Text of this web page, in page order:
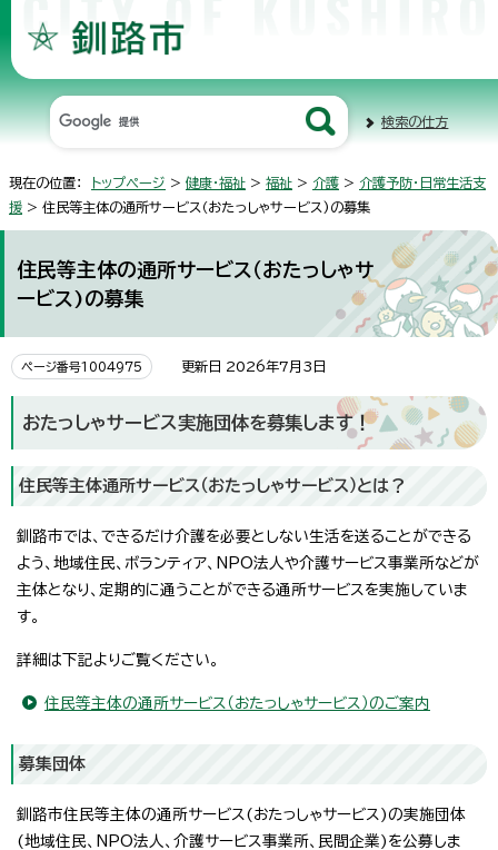
検索の仕方
現在の位置： トップページ > 健康・福祉 > 福祉 > 介護 > 介護予防・日常生活支
援 > 住民等主体の通所サービス（おたっしゃサービス)の募集
住民等主体の通所サービス（おたっしゃサ
ービス)の募集
ページ番号1004975 更新日 2026年7月3日
おたっしゃサービス実施団体を募集します！
住民等主体通所サービス（おたっしゃサービス）とは？
釧路市では、できるだけ介護を必要としない生活を送ることができる
よう、地域住民、ボランティア、NPO法人や介護サービス事業所などが
主体となり、定期的に通うことができる通所サービスを実施していま
す。
詳細は下記よりご覧ください。
住民等主体の通所サービス（おたっしゃサービス）のご案内
募集団体
釧路市住民等主体の通所サービス(おたっしゃサービス)の実施団体
(地域住民、NPO法人、介護サービス事業所、民間企業)を公募しま